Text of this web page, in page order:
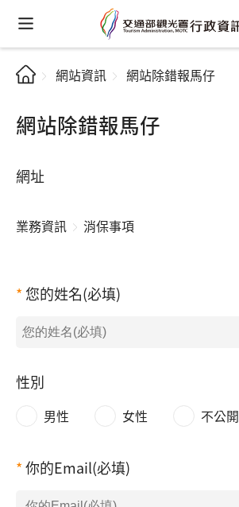
網站資訊 網站除錯報馬仔
網站除錯報馬仔
網址
業務資訊 消保事項
您的姓名(必填)
性別
男性 女性 不公開
你的Email(必填)